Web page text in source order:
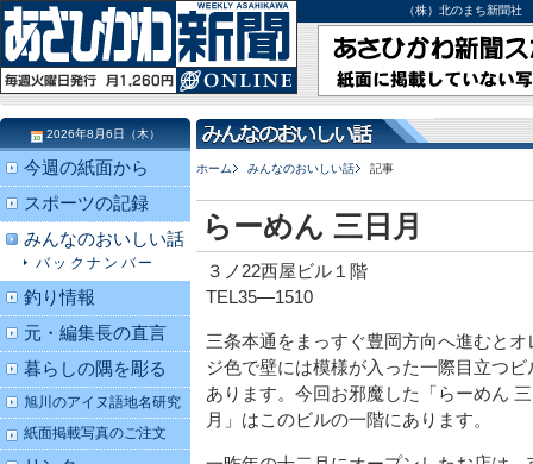
（株）北のまち新聞
ホーム みんなのおいしい話 記事
らーめん 三日月
３ノ22西屋ビル１階
TEL35―1510
三条本通をまっすぐ豊岡方向へ進むとオ
ジ色で壁には模様が入った一際目立つビ
あります。今回お邪魔した「らーめん
月」はこのビルの一階にあります。
2026年8月6日（木）
今週の紙面から
スポーツの記録
みんなのおいしい話
バックナンバー
釣り情報
元・編集長の直言
暮らしの隅を彫る
旭川のアイヌ語地名研究
紙面掲載写真のご注文